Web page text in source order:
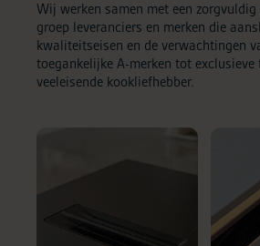
Wij werken samen met een zorgvuldig
groep leveranciers en merken die
kwaliteitseisen en de verwachtingen
toegankelijke A-merken tot exclusieve
veeleisende kookliefhebber.